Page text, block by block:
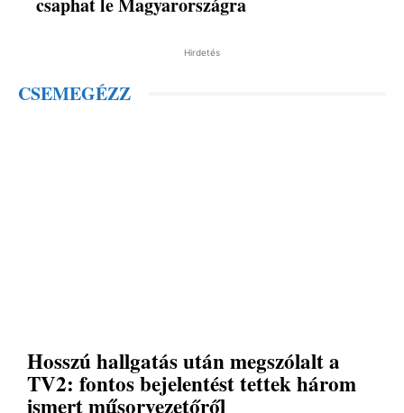
Hirdetés
CSEMEGÉZZ
Hosszú hallgatás után megszólalt a
TV2: fontos bejelentést tettek három
ismert műsorvezetőről